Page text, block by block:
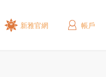
新雅官網 帳戶